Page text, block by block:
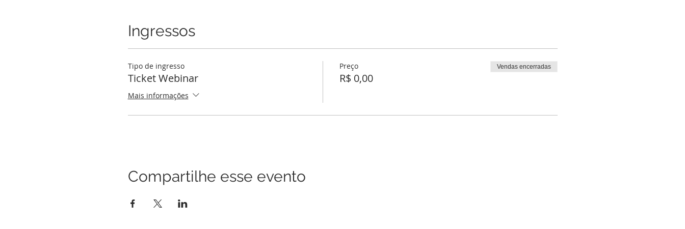
Ingressos
Tipo de ingresso
Ticket Webinar
Mais informações
Preço
R$ 0,00
Vendas encerradas
Compartilhe esse evento